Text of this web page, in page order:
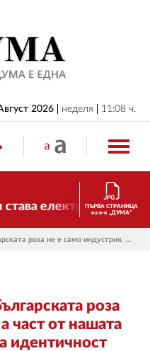
2026 неделя 11:08 ч.
ПЪРВА СТРАНИЦА
на в-к „ДУМА“
Вигенин в Карлово: Българската роза не е само индустрия, а част от нашата култура и национална идентичност
роза
част от нашата
идентичност